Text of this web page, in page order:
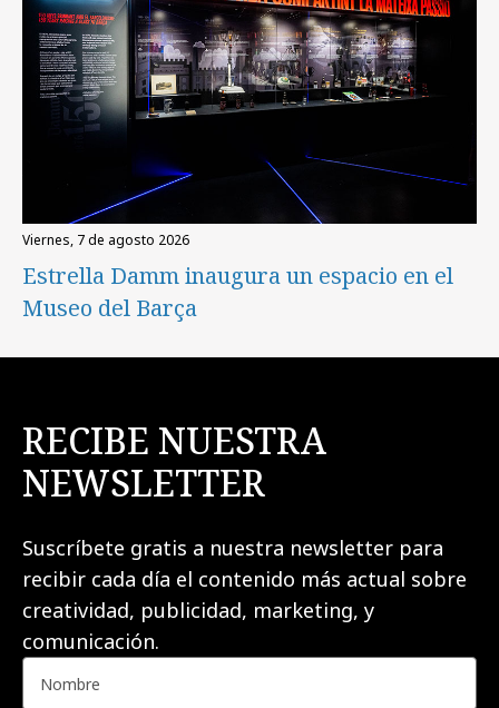
viernes, 7 de agosto 2026
Estrella Damm inaugura un espacio en el
Museo del Barça
RECIBE NUESTRA
NEWSLETTER
Suscríbete gratis a nuestra newsletter para
recibir cada día el contenido más actual sobre
creatividad, publicidad, marketing, y
comunicación.